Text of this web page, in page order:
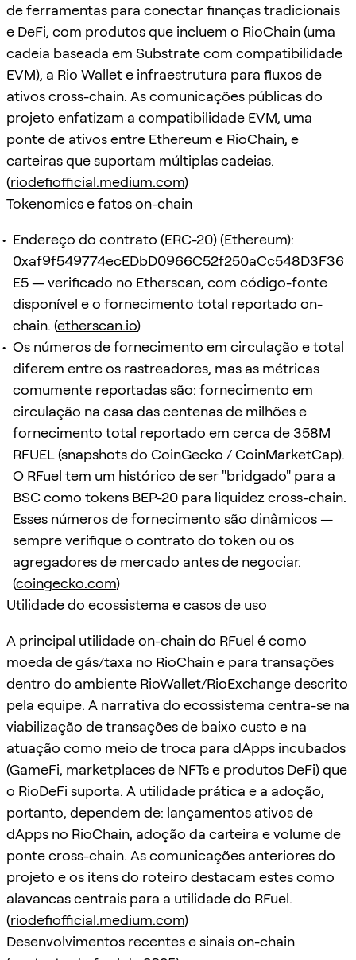
de ferramentas para conectar finanças tradicionais
e DeFi, com produtos que incluem o RioChain (uma
cadeia baseada em Substrate com compatibilidade
EVM), a Rio Wallet e infraestrutura para fluxos de
ativos cross-chain. As comunicações públicas do
projeto enfatizam a compatibilidade EVM, uma
ponte de ativos entre Ethereum e RioChain, e
carteiras que suportam múltiplas cadeias.
(riodefiofficial.medium.com)
Tokenomics e fatos on-chain
Endereço do contrato (ERC-20) (Ethereum):
0xaf9f549774ecEDbD0966C52f250aCc548D3F36
E5 — verificado no Etherscan, com código-fonte
disponível e o fornecimento total reportado on-
chain. (etherscan.io)
Os números de fornecimento em circulação e total
diferem entre os rastreadores, mas as métricas
comumente reportadas são: fornecimento em
circulação na casa das centenas de milhões e
fornecimento total reportado em cerca de 358M
RFUEL (snapshots do CoinGecko / CoinMarketCap).
O RFuel tem um histórico de ser "bridgado" para a
BSC como tokens BEP-20 para liquidez cross-chain.
Esses números de fornecimento são dinâmicos —
sempre verifique o contrato do token ou os
agregadores de mercado antes de negociar.
(coingecko.com)
Utilidade do ecossistema e casos de uso
A principal utilidade on-chain do RFuel é como
moeda de gás/taxa no RioChain e para transações
dentro do ambiente RioWallet/RioExchange descrito
pela equipe. A narrativa do ecossistema centra-se na
viabilização de transações de baixo custo e na
atuação como meio de troca para dApps incubados
(GameFi, marketplaces de NFTs e produtos DeFi) que
o RioDeFi suporta. A utilidade prática e a adoção,
portanto, dependem de: lançamentos ativos de
dApps no RioChain, adoção da carteira e volume de
ponte cross-chain. As comunicações anteriores do
projeto e os itens do roteiro destacam estes como
alavancas centrais para a utilidade do RFuel.
(riodefiofficial.medium.com)
Desenvolvimentos recentes e sinais on-chain